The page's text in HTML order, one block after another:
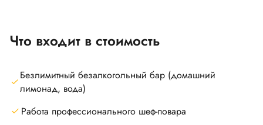
Что входит в стоимость
Безлимитный безалкогольный бар (домашний
лимонад, вода)
Работа профессионального шеф-повара